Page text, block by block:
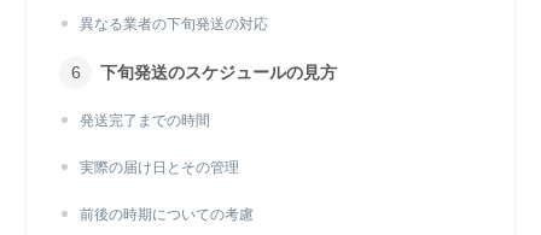
異なる業者の下旬発送の対応
下旬発送のスケジュールの見方
発送完了までの時間
実際の届け日とその管理
前後の時期についての考慮